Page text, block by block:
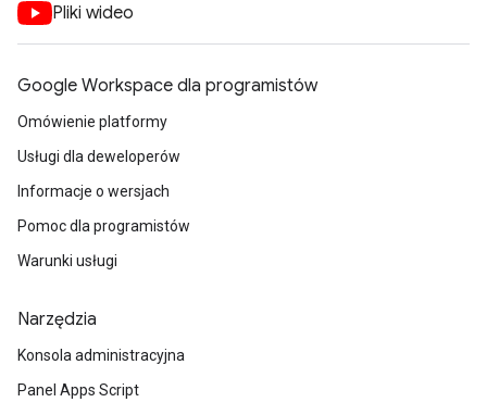
Pliki wideo
Google Workspace dla programistów
Omówienie platformy
Usługi dla deweloperów
Informacje o wersjach
Pomoc dla programistów
Warunki usługi
Narzędzia
Konsola administracyjna
Panel Apps Script